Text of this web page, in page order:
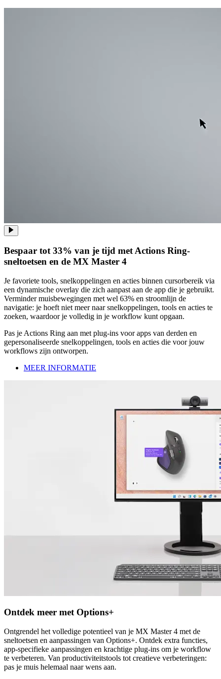
Bespaar tot 33% van je tijd met Actions Ring-
sneltoetsen en de MX Master 4
Je favoriete tools, snelkoppelingen en acties binnen cursorbereik via
een dynamische overlay die zich aanpast aan de app die je gebruikt.
Verminder muisbewegingen met wel 63% en stroomlijn de
navigatie: je hoeft niet meer naar snelkoppelingen, tools en acties te
zoeken, waardoor je volledig in je workflow kunt opgaan.
Pas je Actions Ring aan met plug-ins voor apps van derden en
gepersonaliseerde snelkoppelingen, tools en acties die voor jouw
workflows zijn ontworpen.
MEER INFORMATIE
Ontdek meer met Options+
Ontgrendel het volledige potentieel van je MX Master 4 met de
sneltoetsen en aanpassingen van Options+. Ontdek extra functies,
app-specifieke aanpassingen en krachtige plug-ins om je workflow
te verbeteren. Van productiviteitstools tot creatieve verbeteringen:
pas je muis helemaal naar wens aan.